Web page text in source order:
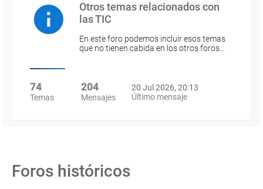
Otros temas relacionados con
las TIC
En este foro podemos incluir esos temas
que no tienen cabida en los otros foros…
74
Temas
204
Mensajes
20 Jul 2026, 20:13
Último mensaje
Foros históricos